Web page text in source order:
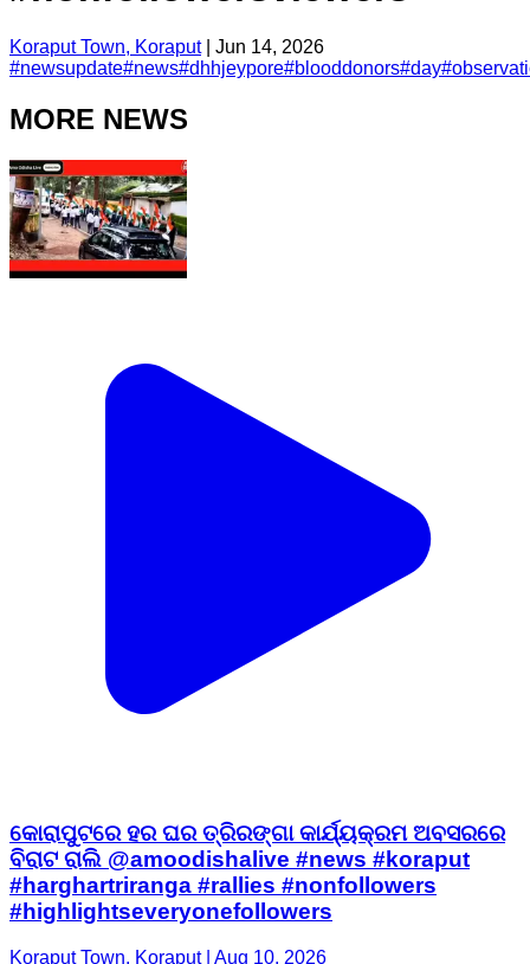
Koraput Town, Koraput| Jun 14, 2026
#newsupdate#news#dhhjeypore#blooddonors#day#
MORE NEWS
କୋରାପୁଟରେ ହର ଘର ତ୍ରିରଙ୍ଗା କାର୍ଯ୍ୟକ୍ରମ ଅବସରରେ
ବିରାଟ ରାଲି @amoodishalive #news #koraput
#harghartriranga #rallies #nonfollowers
#highlightseveryonefollowers
Koraput Town, Koraput | Aug 10, 2026